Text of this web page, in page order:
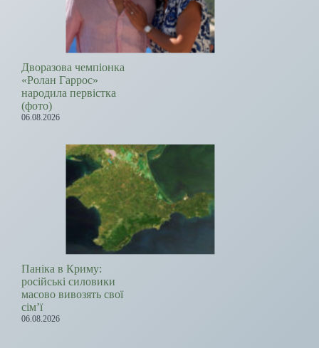
Дворазова чемпіонка
«Ролан Гаррос»
народила первістка
(фото)
06.08.2026
Паніка в Криму:
російські силовики
масово вивозять свої
сім’ї
06.08.2026